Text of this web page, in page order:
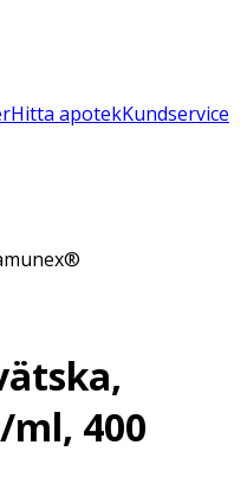
Hitta apotekKundservice
ml, 400